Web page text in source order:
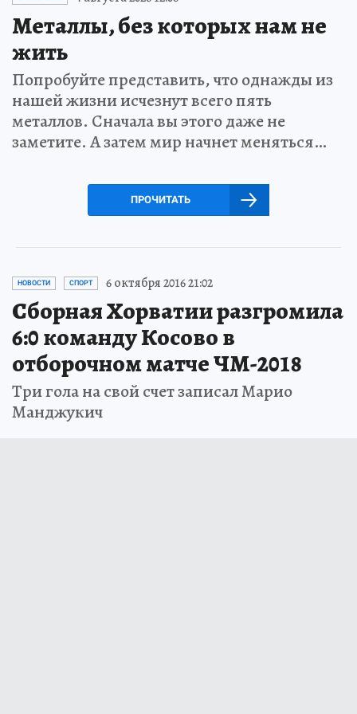
Металлы, без которых нам не
жить
Попробуйте представить, что однажды из
нашей жизни исчезнут всего пять
металлов. Сначала вы этого даже не
заметите. А затем мир начнет меняться…
ПРОЧИТАТЬ
НОВОСТИ СПОРТ 6 октября 2016 21:02
Сборная Хорватии разгромила
6:0 команду Косово в
отборочном матче ЧМ-2018
Три гола на свой счет записал Марио
Манджукич